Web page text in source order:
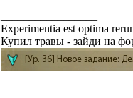
Experimentia est optima
Купил травы - зайди на